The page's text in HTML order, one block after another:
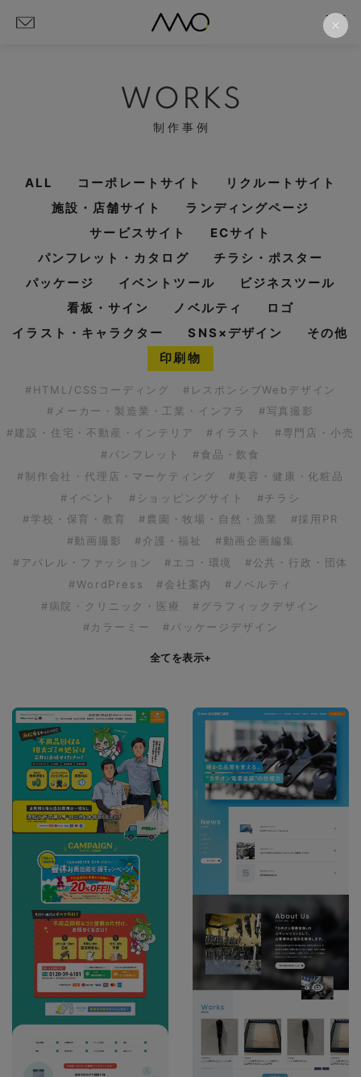
WORKS
制作事例
ALL コーポレートサイト
リクルートサイト
施設・店舗サイト
ランディングページ
サービスサイト
ECサイト
パンフレット・カタログ
チラシ・ポスター
パッケージ
イベントツール
ビジネスツール
看板・サイン
ノベルティ
ロゴ
イラスト・キャラクター
SNS×デザイン
その他
印刷物
#HTML/CSSコーディング
#レスポンシブWebデザイン
#メーカー・製造業・工業・インフラ
#写真撮影
#建設・住宅・不動産・インテリア
#イラスト
#専門店・小売
#パンフレット
#食品・飲食
#制作会社・代理店・マーケティング
#美容・健康・化粧品
#イベント
#ショッピングサイト
#チラシ
#学校・保育・教育
#農園・牧場・自然・漁業
#採用PR
#動画撮影
#介護・福祉
#動画企画編集
#アパレル・ファッション
#エコ・環境
#公共・行政・団体
#WordPress
#会社案内
#ノベルティ
#病院・クリニック・医療
#グラフィックデザイン
#カラーミー
#パッケージデザイン
全てを表示+